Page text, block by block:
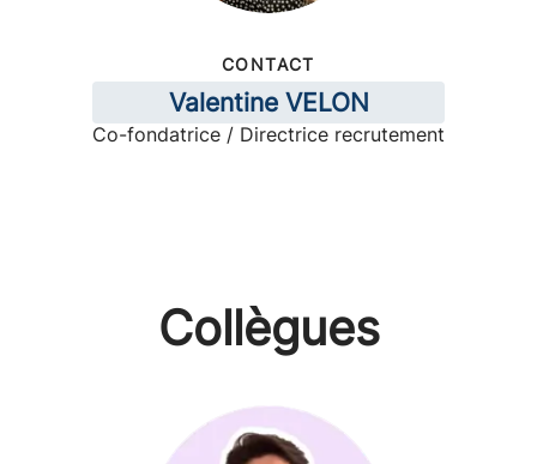
CONTACT
Valentine VELON
Co-fondatrice / Directrice recrutement
Collègues